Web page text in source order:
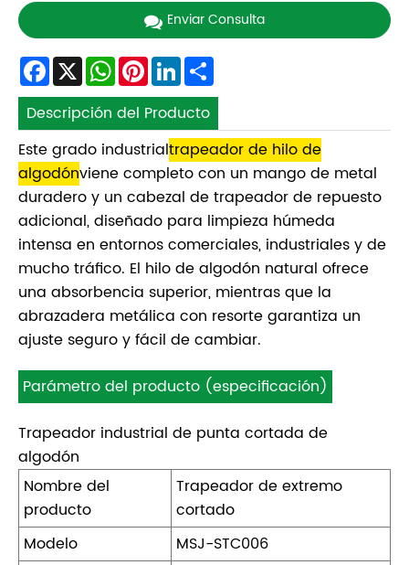
Enviar Consulta
Facebook
X WhatsApp
Pinterest
LinkedIn
Descripción del Producto
Este grado industrialtrapeador de hilo de
algodónviene completo con un mango de metal
duradero y un cabezal de trapeador de repuesto
adicional, diseñado para limpieza húmeda
intensa en entornos comerciales, industriales y de
mucho tráfico. El hilo de algodón natural ofrece
una absorbencia superior, mientras que la
abrazadera metálica con resorte garantiza un
ajuste seguro y fácil de cambiar.
Parámetro del producto (especificación)
Trapeador industrial de punta cortada de
algodón
Nombre del
producto
Trapeador de extremo
cortado
Modelo
MSJ-STC006